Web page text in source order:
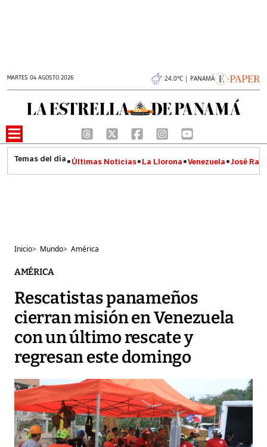
MARTES 04 AGOSTO 2026 24.0°C | PANAMÁ
Últimas Noticias La Llorona Venezuela José
Inicio> Mundo> América
AMÉRICA
Rescatistas panameños
cierran misión en Venezuela
con un último rescate y
regresan este domingo